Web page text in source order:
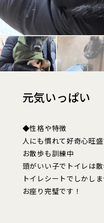
元気いっぱい
◆性格や特徴
人にも慣れて好奇心旺盛
お散歩も訓練中
頭がいい子でトイレは
トイレシートでしかし
お座り完璧です！